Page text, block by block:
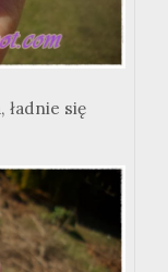
ładnie się